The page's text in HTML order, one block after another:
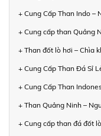
+ Cung Cấp Than Indo –
+ Cung cấp than Quảng
+ Than đốt lò hơi – Chìa
+ Cung Cấp Than Đá Sỉ
+ Cung Cấp Than
+ Than Quảng Ninh –
+ Cung cấp than đá đốt